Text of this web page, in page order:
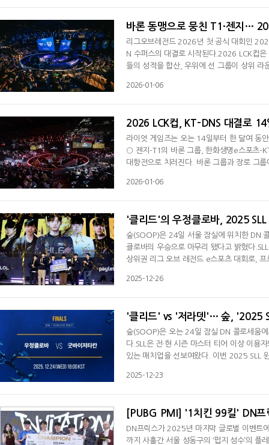
바론 동맹으로 뭉친 T1·젠지…
리그오브레전드 2026년 첫 공식 대회인
N 수퍼스의 대결로 시작된다.2026 LCK컵
들의 성적을 합산, 우위에 선 그룹이 상위 라
및 일정▶1월 14일1경기 KT vs DNS2경기
2026-01-06
2026 LCK컵, KT-DNS 대결로 14
라이엇 게임즈는 오는 14일부터 한 달여 동
○ 젠지-T1의 바론 그룹, 한화생명e스포츠-
대항전으로 치러진다. 바론 그룹과 장로 그
한 팀씩 고른 뒤 선택된 팀들이 같은 그룹에
2026-01-06
'클리드'의 우정클로바, 2025 SLL
숲(SOOP)은 24일 서울 잠실에 위치한 DN
클로바의 우승으로 마무리 됐다고 밝혔다
상위권 리그 오브 레전드 e스포츠 대회로,
다. 밴픽 단계부터 경기 흐름을 읽어내는 운
2025-12-26
'클리드' vs '저라뎃'… 숲, '2025
숲(SOOP)은 오는 24일 잠실 DN 콜로세움
다.SLL은 전·현 시즌 마스터 티어 이상 이용
있는 매치업을 선보여왔다. 이번 2025 SLL
정훈)'와 스트리머 '저라뎃'이 이끄는 '굿바
2025-12-23
[PUBG PMI] '1치킨 99킬' DN
DN프릭스가 2025년 마지막 글로벌 이벤트
까지 사흘간 서울 성동구의 ‘펍지 성수’의 플